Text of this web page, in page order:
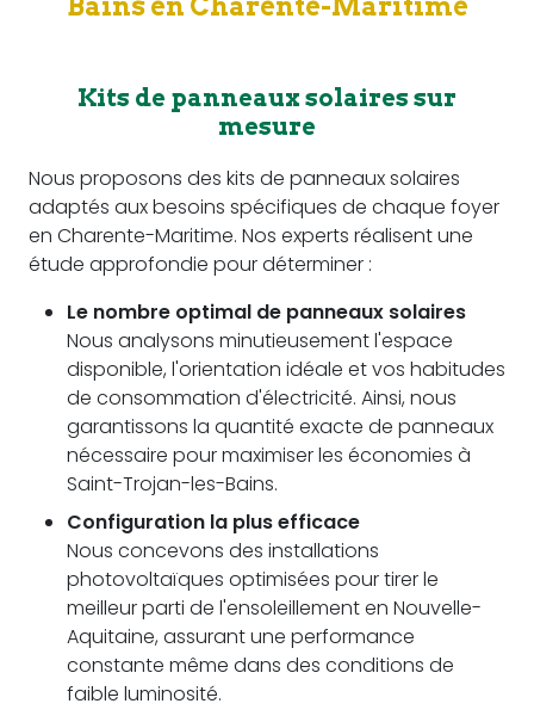
Kits de panneaux solaires sur
mesure
Nous proposons des kits de panneaux solaires
adaptés aux besoins spécifiques de chaque foyer
en Charente-Maritime. Nos experts réalisent une
étude approfondie pour déterminer :
Le nombre optimal de panneaux solaires
Nous analysons minutieusement l'espace
disponible, l'orientation idéale et vos habitudes
de consommation d'électricité. Ainsi, nous
garantissons la quantité exacte de panneaux
nécessaire pour maximiser les économies à
Saint-Trojan-les-Bains.
Configuration la plus efficace
Nous concevons des installations
photovoltaïques optimisées pour tirer le
meilleur parti de l'ensoleillement en Nouvelle-
Aquitaine, assurant une performance
constante même dans des conditions de
faible luminosité.